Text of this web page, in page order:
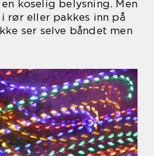
koselig belysning. Men
rør eller pakkes inn på
ser selve båndet men